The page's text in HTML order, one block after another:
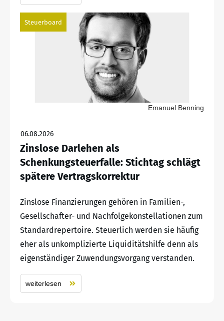
Steuerboard
Emanuel Benning
06.08.2026
Zinslose Darlehen als
Schenkungsteuerfalle: Stichtag schlägt
spätere Vertragskorrektur
Zinslose Finanzierungen gehören in Familien-,
Gesellschafter- und Nachfolgekonstellationen zum
Standardrepertoire. Steuerlich werden sie häufig
eher als unkomplizierte Liquiditätshilfe denn als
eigenständiger Zuwendungsvorgang verstanden.
weiterlesen